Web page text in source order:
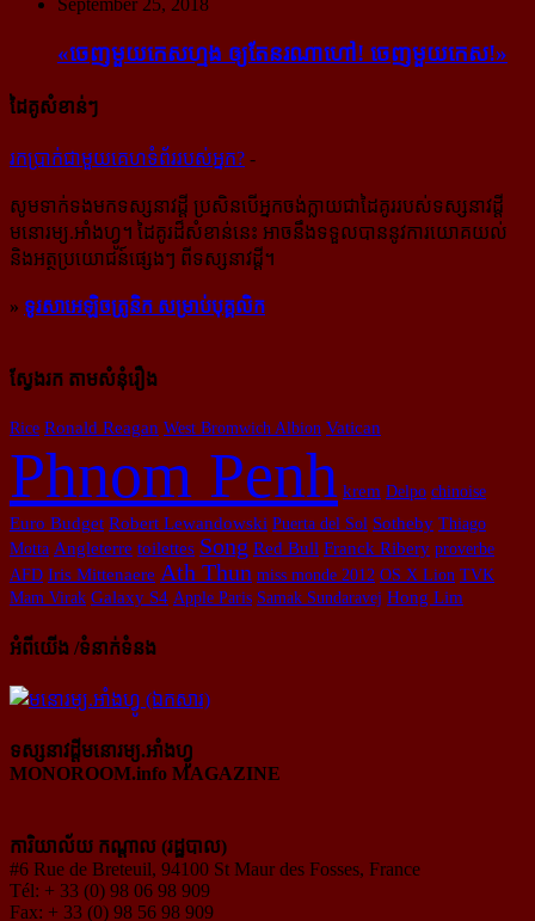
«ចេញ​មួយ​កេស​ហ្មង ឲ្យ​តែ​នរណា​ហៅ! ចេញ​មួយ​កេស!»
ដៃគូសំខាន់ៗ
រក​​ប្រាក់​​ជា​​មួយ​​គេហទំព័រ​​របស់​​អ្នក? -
សូម​ទាក់ទង​មក​ទស្សនាវដ្ដី ប្រសិន​បើ​អ្នក​ចង់​ក្លាយ​ជា​ដៃគូរ​របស់​ទស្សនាវដ្ដី​
មនោរម្យ.អាំងហ្វូ។ ដៃ​គូរ​ដ៏​សំខាន់​នេះ អាច​នឹង​ទទួល​បាន​នូវ​ការ​យោគយល់
និង​អត្ថ​ប្រយោជន៍​ផ្សេងៗ ពីទស្សនាវដ្ដី។
» ទូរសាអេឡិចត្រូនិក សម្រាប់បុគ្គលិក
ស្វែងរក តាមសំនុំរឿង
Rice Ronald Reagan West Bromwich Albion Vatican
Phnom Penh krem Delpo chinoise
Euro Budget Robert Lewandowski Puerta del Sol Sotheby Thiago
Motta Angleterre toilettes Song Red Bull Franck Ribery proverbe
AFD Iris Mittenaere Ath Thun miss monde 2012 OS X Lion TVK
Mam Virak Galaxy S4 Apple Paris Samak Sundaravej Hong Lim
អំពីយើង /ទំនាក់ទំនង
ទស្សនាវដ្ដីមនោរម្យ.អាំងហ្វូ
MONOROOM.info MAGAZINE
ការិយាល័យ កណ្ដាល (រដ្ឋបាល)
#6 Rue de Breteuil, 94100 St Maur des Fosses, France
Tél: + 33 (0) 98 06 98 909
Fax: + 33 (0) 98 56 98 909